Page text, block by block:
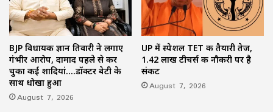
BJP विधायक ज्ञान तिवारी ने लगाए
गंभीर आरोप, दामाद पहले से कर
चुका कई शादियां….डॉक्टर बेटी के
साथ धोखा हुआ
August 7, 2026
UP में स्पेशल TET की तैयारी तेज,
1.42 लाख टीचर्स की नौकरी पर है
संकट
August 7, 2026